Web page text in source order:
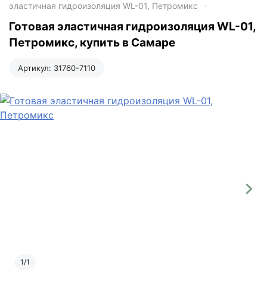
эластичная гидроизоляция WL-01, Петромикс
Готовая эластичная гидроизоляция WL-01,
Петромикс, купить в Самаре
Артикул: 31760-7110
1/1